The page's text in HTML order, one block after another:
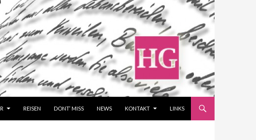
REISEN DONT‘ MISS NEWS KONTAKT LINKS